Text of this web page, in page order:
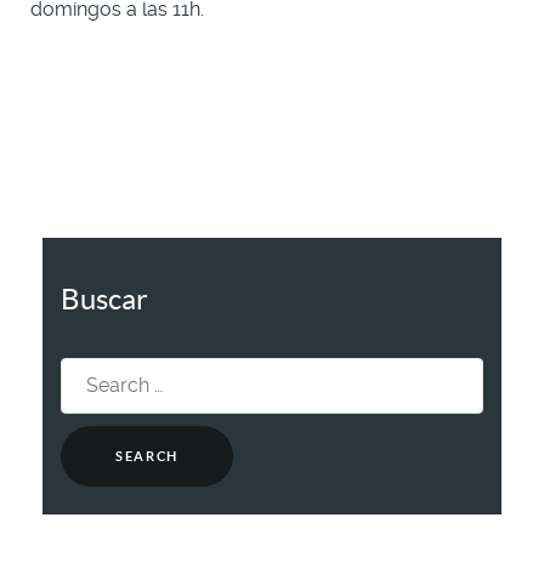
domingos a las 11h.
Buscar
Search
for: